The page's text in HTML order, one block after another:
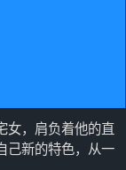
女，肩负着他的直
己新的特色，从一